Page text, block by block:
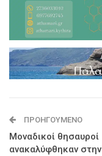
ΠΡΟΗΓΟΎΜΕΝΟ
Μοναδικοί θησαυροί
ανακαλύφθηκαν στην